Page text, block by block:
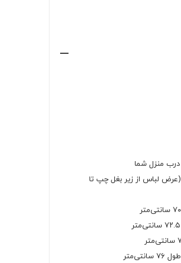
درب منزل شما
(عرض لباس از زیر بغل چپ تا